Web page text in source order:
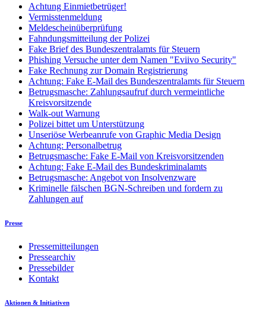
Achtung Einmietbetrüger!
Vermisstenmeldung
Meldescheinüberprüfung
Fahndungsmitteilung der Polizei
Fake Brief des Bundeszentralamts für Steuern
Phishing Versuche unter dem Namen "Eviivo Security"
Fake Rechnung zur Domain Registrierung
Achtung: Fake E-Mail des Bundeszentralamts für Steuern
Betrugsmasche: Zahlungsaufruf durch vermeintliche
Kreisvorsitzende
Walk-out Warnung
Polizei bittet um Unterstützung
Unseriöse Werbeanrufe von Graphic Media Design
Achtung: Personalbetrug
Betrugsmasche: Fake E-Mail von Kreisvorsitzenden
Achtung: Fake E-Mail des Bundeskriminalamts
Betrugsmasche: Angebot von Insolvenzware
Kriminelle fälschen BGN-Schreiben und fordern zu
Zahlungen auf
Presse
Pressemitteilungen
Pressearchiv
Pressebilder
Kontakt
Aktionen & Initiativen